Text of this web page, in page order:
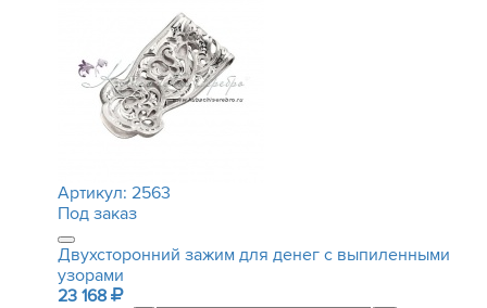
Артикул: 2563
Под заказ
Двухсторонний зажим для денег с выпиленными
узорами
23 168